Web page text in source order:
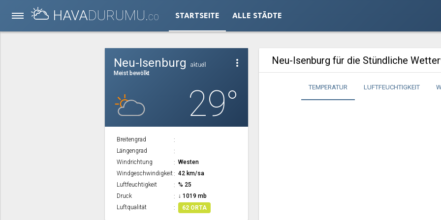
HAVADURUMU.CO STARTSEITE ALLE STÄDTE
more_vert
Neu-Isenburg
aktuell
Meist bewölkt
29°
Breitengrad
Längengrad
Windrichtung
Westen
Windgeschwindigkeit
42 km/sa
Luftfeuchtigkeit
% 25
Druck
↓ 1019 mb
Luftqualität
62 ORTA
Neu-Isenburg für die Stündliche
TEMPERATUR LUFTFEUCHTIGKEIT